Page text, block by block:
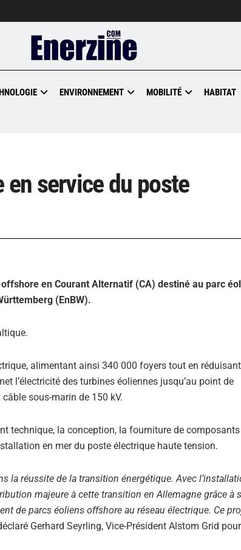
ENVIRONNEMENT MOBILITÉ HABITAT
en service du poste
en Courant Alternatif (CA) destiné au parc
(EnBW).
alimentant ainsi 340 000 foyers tout en
l’électricité des turbines éoliennes jusqu’au point de
sous-marin de 150 kV.
technique, la conception, la fourniture de composants
en mer du poste électrique haute tension.
la réussite de la transition énergétique. Avec
majeure à cette transition en Allemagne grâce à
de parcs éoliens offshore au réseau électrique. Ce
Gerhard Seyrling, Vice-Président Alstom Grid